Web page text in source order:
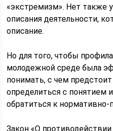
«экстремизм». Нет также
описания деятельности,
описание.
Но для того, чтобы
молодежной среде была
понимать, с чем
определиться с понятием
обратиться к
Закон «О